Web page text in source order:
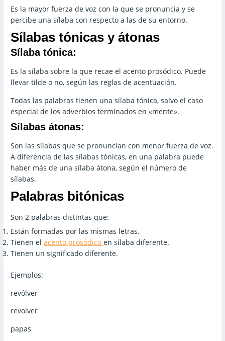
Es la mayor fuerza de voz con la que se pronuncia y se
percibe una sílaba con respecto a las de su entorno.
Sílabas tónicas y átonas
Sílaba tónica:
Es la sílaba sobre la que recae el acento prosódico. Puede
llevar tilde o no, según las reglas de acentuación.
Todas las palabras tienen una sílaba tónica, salvo el caso
especial de los adverbios terminados en «mente».
Sílabas átonas:
Son las sílabas que se pronuncian con menor fuerza de voz.
A diferencia de las sílabas tónicas, en una palabra puede
haber más de una sílaba átona, según el número de
sílabas.
Palabras bitónicas
Son 2 palabras distintas que:
Están formadas por las mismas letras.
Tienen elacento prosódico en sílaba diferente.
Tienen un significado diferente.
Ejemplos:
revólver
revolver
papas